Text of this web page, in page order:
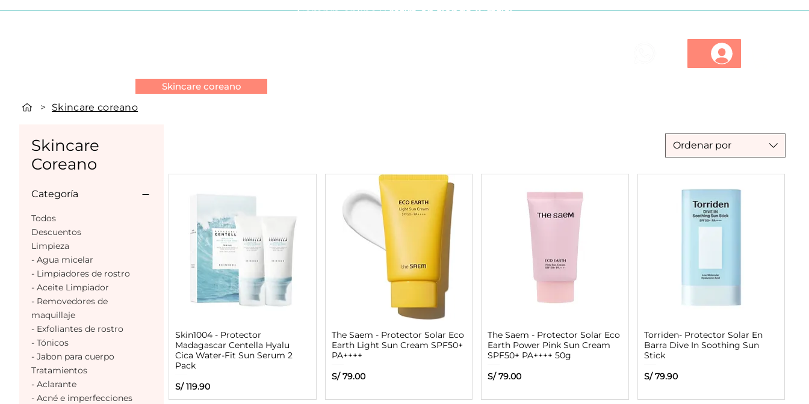
Compra online yretira en tienda ¡Gratis!
Skincare coreano
>
Skincare coreano
Skincare
Coreano
Categoría
Todos
Descuentos
Limpieza
- Agua micelar
- Limpiadores de rostro
- Aceite Limpiador
- Removedores de
maquillaje
- Exfoliantes de rostro
- Tónicos
- Jabon para cuerpo
Tratamientos
- Aclarante
- Acné e imperfecciones
Ordenar por
Skin1004 - Protector
Madagascar Centella Hyalu
Cica Water-Fit Sun Serum 2
Pack
Precio
S/ 119.90
The Saem - Protector Solar Eco
Earth Light Sun Cream SPF50+
PA++++
Precio
S/ 79.00
The Saem - Protector Solar Eco
Earth Power Pink Sun Cream
SPF50+ PA++++ 50g
Precio
S/ 79.00
Torriden- Protector Solar En
Barra Dive In Soothing Sun
Stick
Precio
S/ 79.90